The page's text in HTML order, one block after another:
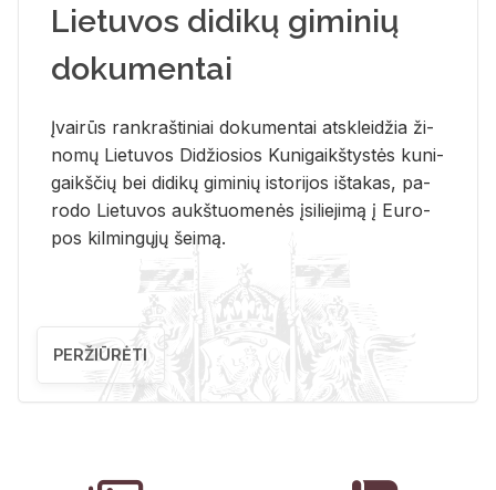
Lietuvos didikų giminių
dokumentai
Įvai­rūs rank­raš­ti­niai do­ku­men­tai at­sklei­džia ži­
no­mų Lie­tu­vos Di­džio­sios Ku­ni­gaikš­tys­tės ku­ni­
gaikš­čių bei di­di­kų gi­mi­nių is­to­ri­jos iš­ta­kas, pa­
ro­do Lie­tu­vos aukš­tuo­me­nės įsi­lie­ji­mą į Eu­ro­
pos kil­min­gų­jų šei­mą.
PERŽIŪRĖTI